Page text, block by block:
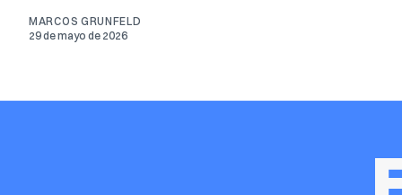
MARCOS GRUNFELD
29 de mayo de 2026